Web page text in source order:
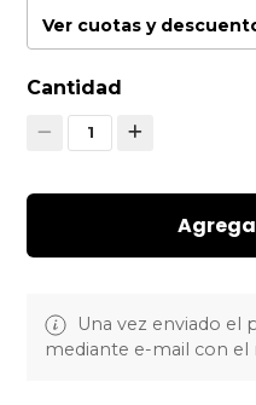
Ver cuotas y
Cantidad
1
Una vez enviado el
mediante e-mail con